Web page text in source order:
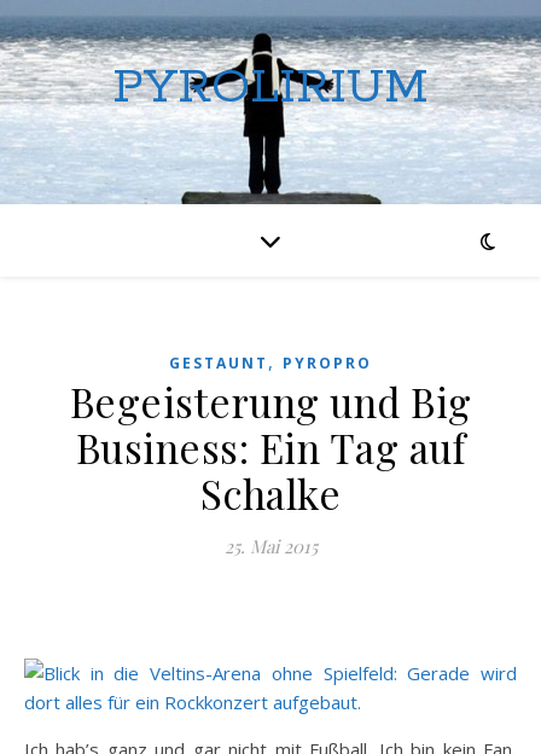
PYROLIRIUM
GESTAUNT , PYROPRO
Begeisterung und Big
Business: Ein Tag auf
Schalke
25. Mai 2015
Ich hab’s ganz und gar nicht mit Fußball. Ich bin kein Fan,